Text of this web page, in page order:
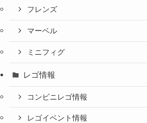
フレンズ
マーベル
ミニフィグ
レゴ情報
コンビニレゴ情報
レゴイベント情報